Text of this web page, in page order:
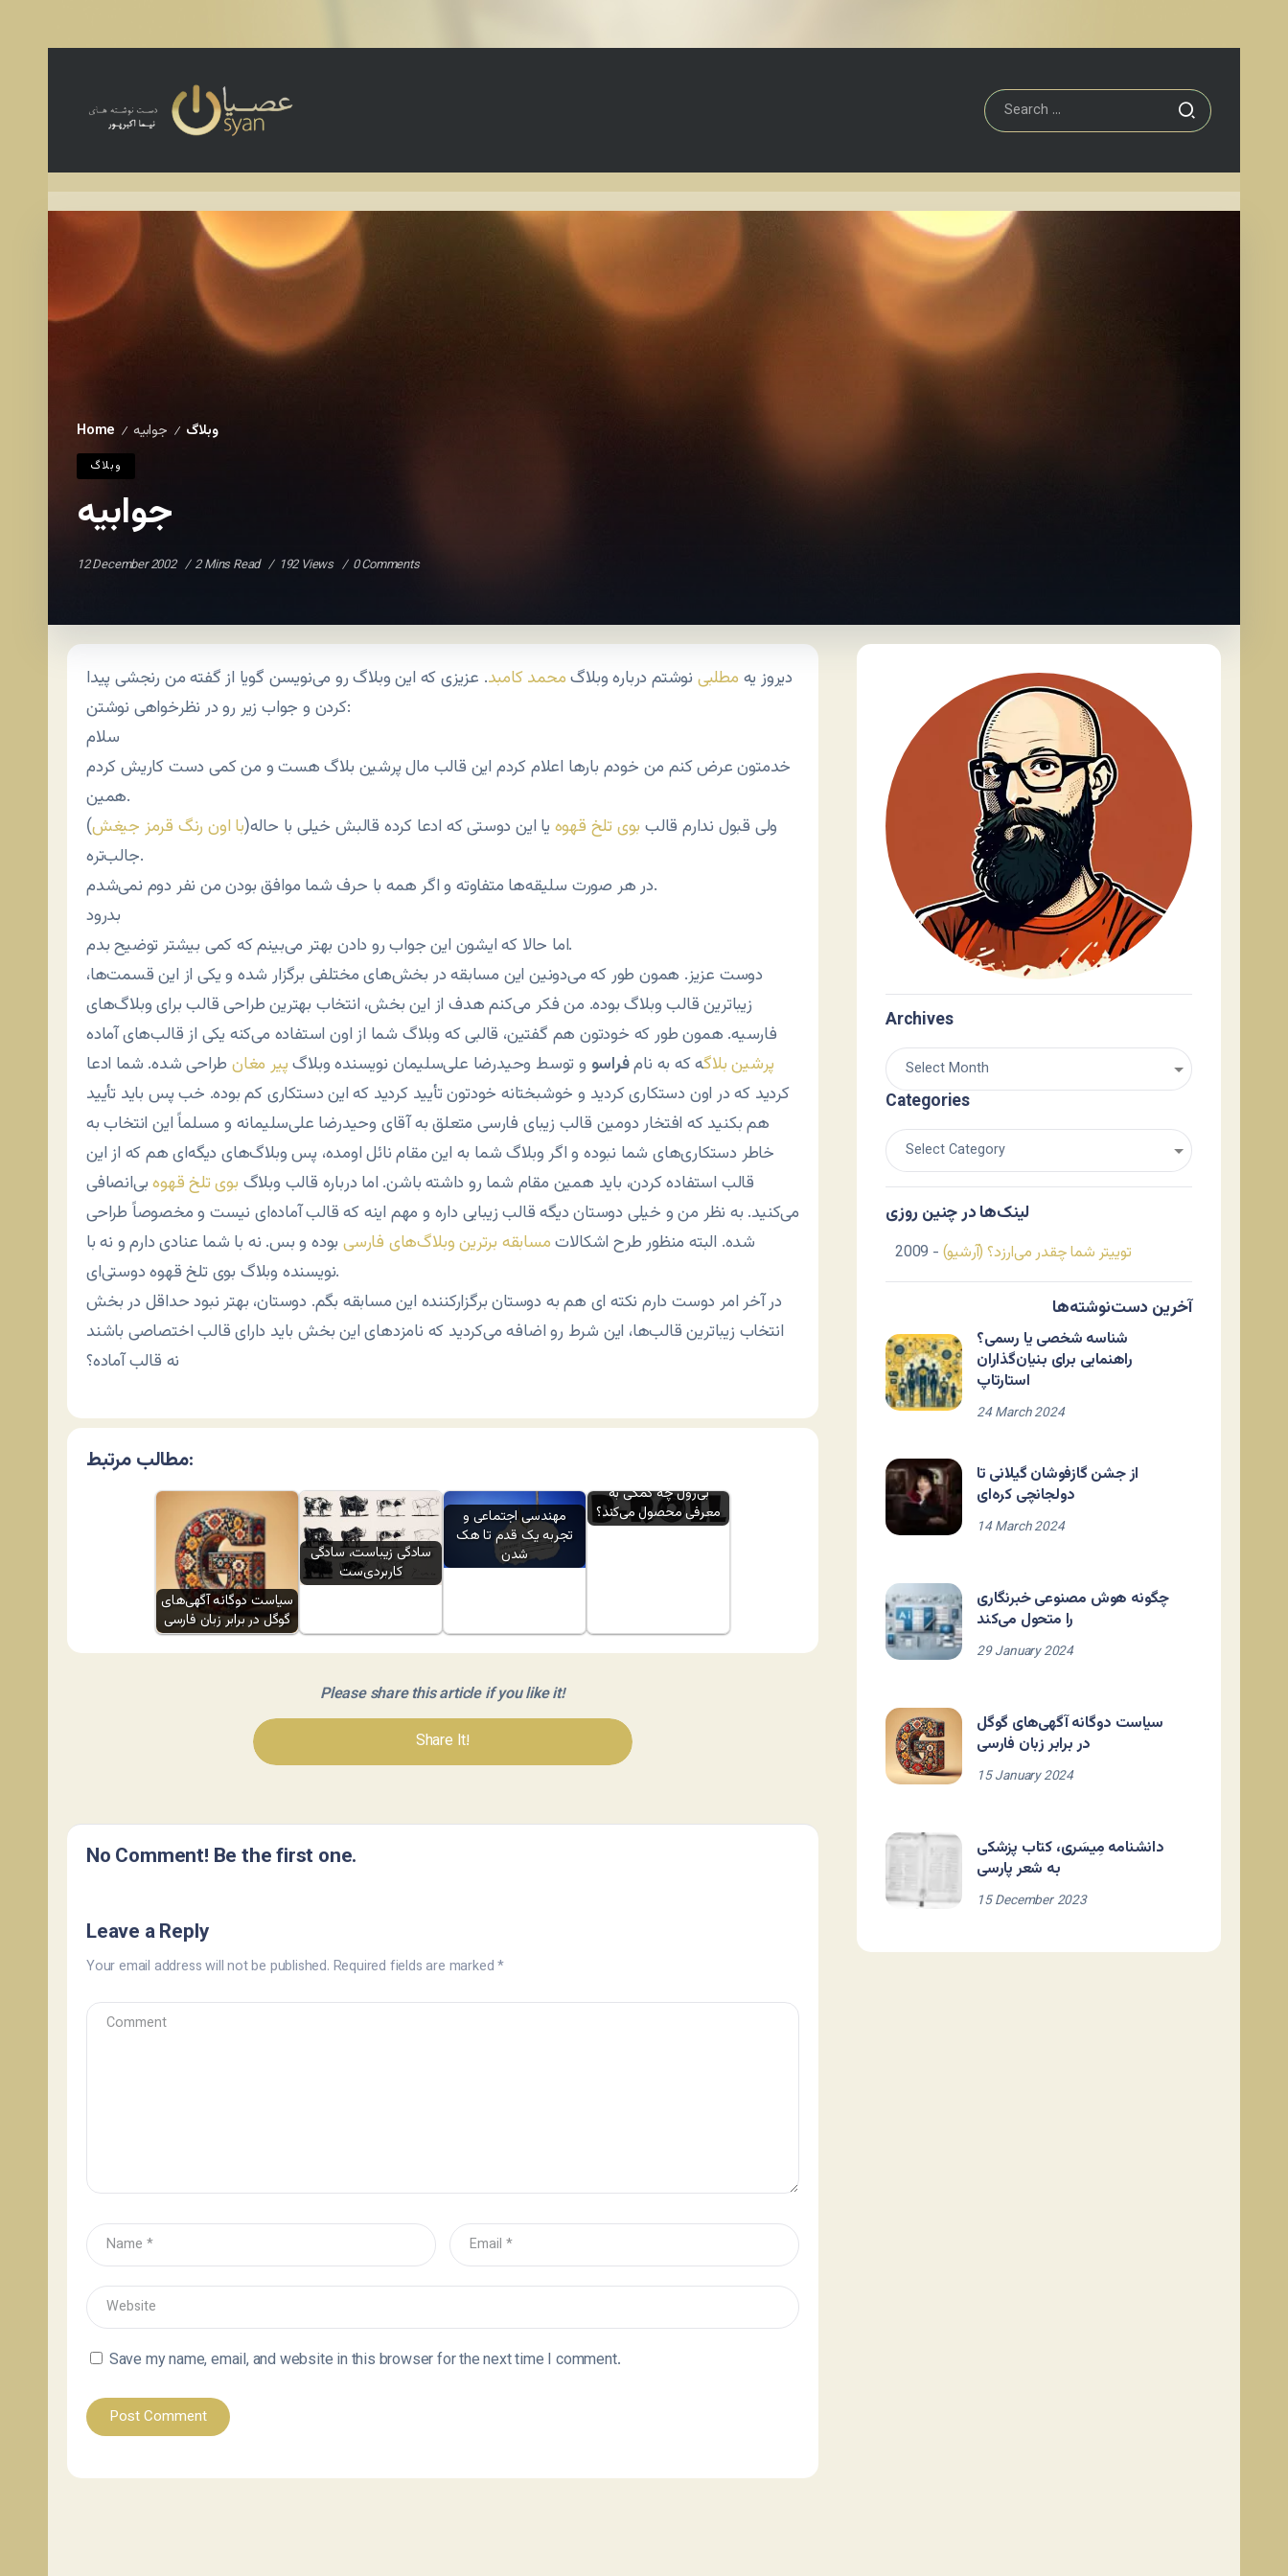
Home / وبلاگ / جوابیه
وبلاگ
جوابیه
12 December 2002 2 Mins Read 192 Views 0 Comments
دیروز یه مطلبی نوشتم درباره وبلاگمحمد کامبد. عزیزی که این وبلاگ رو می‌نویسن گویا از گفته من رنجشی پیدا
کردن و جواب زیر رو در نظرخواهی نوشتن:
سلام
خدمتون عرض کنم من خودم بارها اعلام کردم این قالب مال پرشین بلاگ هست و من کمی دست کاریش کردم
همین.
ولی قبول ندارم قالب بوی تلخ قهوه یا این دوستی که ادعا کرده قالبش خیلی با حاله(با اون رنگ قرمز جیغش)
جالب‌تره.
در هر صورت سلیقه‌ها متفاوته و اگر همه با حرف شما موافق بودن من نفر دوم نمی‌شدم.
بدرود
اما حالا که ایشون این جواب رو دادن بهتر می‌بینم که کمی بیشتر توضیح بدم.
دوست عزیز. همون طور که می‌دونین این مسابقه در بخش‌های مختلفی برگزار شده و یکی از این قسمت‌ها،
زیباترین قالب وبلاگ بوده. من فکر می‌کنم هدف از این بخش، انتخاب بهترین طراحی قالب برای وبلاگ‌های
فارسیه. همون طور که خودتون هم گفتین، قالبی که وبلاگ شما از اون استفاده می‌کنه یکی از قالب‌های آماده
پرشین بلاگه که به نامفراسو و توسط وحیدرضا علی‌سلیمان نویسنده وبلاگپیر مغانطراحی شده. شما ادعا
کردید که در اون دستکاری کردید و خوشبختانه خودتون تأیید کردید که این دستکاری کم بوده. خب پس باید تأیید
هم بکنید که افتخار دومین قالب زیبای فارسی متعلق به آقای وحیدرضا علی‌سلیمانه و مسلماً این انتخاب به
خاطر دستکاری‌های شما نبوده و اگر وبلاگ شما به این مقام نائل اومده، پس وبلاگ‌های دیگه‌ای هم که از این
قالب استفاده کردن، باید همین مقام شما رو داشته باشن. اما درباره قالب وبلاگ بوی تلخ قهوهبی‌انصافی
می‌کنید. به نظر من و خیلی دوستان دیگه قالب زیبایی داره و مهم اینه که قالب آماده‌ای نیست و مخصوصاً طراحی
شده. البته منظور طرح اشکالاتمسابقه برترین وبلاگ‌های فارسیبوده و بس. نه با شما عنادی دارم و نه با
نویسنده وبلاگ بوی تلخ قهوه دوستی‌ای.
در آخر امر دوست دارم نکته ای هم به دوستان برگزارکننده این مسابقه بگم. دوستان، بهتر نبود حداقل در بخش
انتخاب زیباترین قالب‌ها، این شرط رو اضافه می‌کردید که نامزدهای این بخش باید دارای قالب اختصاصی باشند
نه قالب آماده؟
مطالب مرتبط:
سیاست دوگانه آگهی‌های
گوگل در برابر زبان فارسی
سادگی زیباست، سادگی
کاربردی‌ست
مهندسی اجتماعی و
تجربه یک قدم تا هک
شدن
بی‌رول چه کمکی به
معرفی محصول می‌کند؟
Please share this article if you like it!
Share It!
No Comment! Be the first one.
Leave a Reply
Your email address will not be published. Required fields are marked*
Save my name, email, and website in this browser for the next time I comment.
Archives
Categories
لینک‌ها در چنین روزی
توییتر شما چقدر می‌ارزد؟ (آرشیو) - 2009
آخرین دست‌نوشته‌ها
شناسه شخصی یا رسمی؟
راهنمایی برای بنیان‌گذاران
استارتاپ
24 March 2024
از جشن گازفوشان گیلانی تا
دولجانچی کره‌ای
14 March 2024
چگونه هوش مصنوعی خبرنگاری
را متحول می‌کند
29 January 2024
سیاست دوگانه آگهی‌های گوگل
در برابر زبان فارسی
15 January 2024
دانشنامه مِیسَری، کتاب پزشکی
به شعر پارسی
15 December 2023